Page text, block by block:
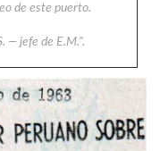
de este puerto.
— jefe de E.M.".